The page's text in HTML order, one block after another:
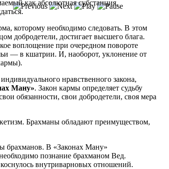
как абсолютная субстанция,
которому необходимо следовать. В этом
добродетели, достигает высшего блага.
воплощение при очередном повороте
— в кшатрии. И, наоборот, уклонение от
нравственного закона,
Ману». Закон кармы определяет судьбу
обязанности, свои добродетели, своя мера
Брахманы обладают преимуществом,
брахманов. В «Законах Ману»
познание брахманом Вед.
внутриварновых отношений.